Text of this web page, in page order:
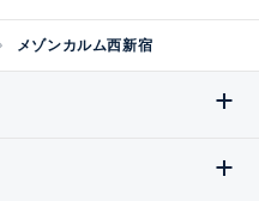
メゾンカルム西新宿